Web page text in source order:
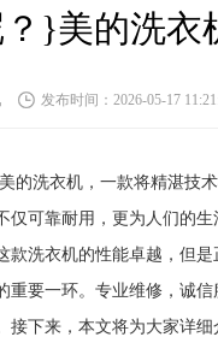
}美的洗衣
发布时间：2026-05-17
的洗衣机，一款将精湛技
仅可靠耐用，更为人们的
款洗衣机的性能卓越，但
重要一环。专业维修，诚
接下来，本文将为大家详